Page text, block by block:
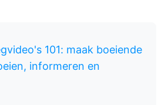
101: maak boeiende
informeren en